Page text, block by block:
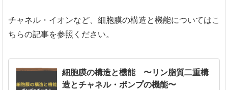
チャネル・イオンなど、細胞膜の構造と機能についてはこ
ちらの記事を参照ください。
細胞膜の構造と機能 〜リン脂質二重構
造とチャネル・ポンプの機能〜